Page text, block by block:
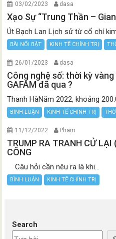
03/02/2023 dasa
Xạo Sự “Trung Thần –
Út Bạch Lan Lịch sử từ cổ chí
BÀI NỔI BẬT KINH TẾ CHÍNH TRỊ
26/01/2023 dasa
Công nghệ số: thời kỳ
GAFAM đã qua ?
Thanh HàNăm 2022, khoảng
BÌNH LUẬN KINH TẾ CHÍNH TRỊ
11/12/2022 Pham
TRUMP RA TRANH CỬ
CÔNG
Câu hỏi cần nêu ra là khi...
BÌNH LUẬN KINH TẾ CHÍNH TRỊ
Search